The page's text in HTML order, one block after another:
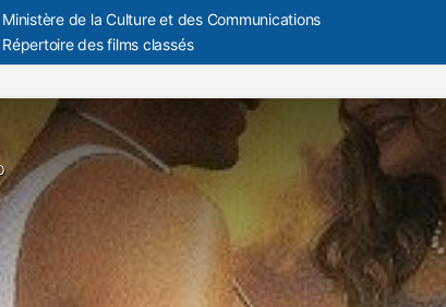
Ministère de la Culture et des Communications
Répertoire des films classés